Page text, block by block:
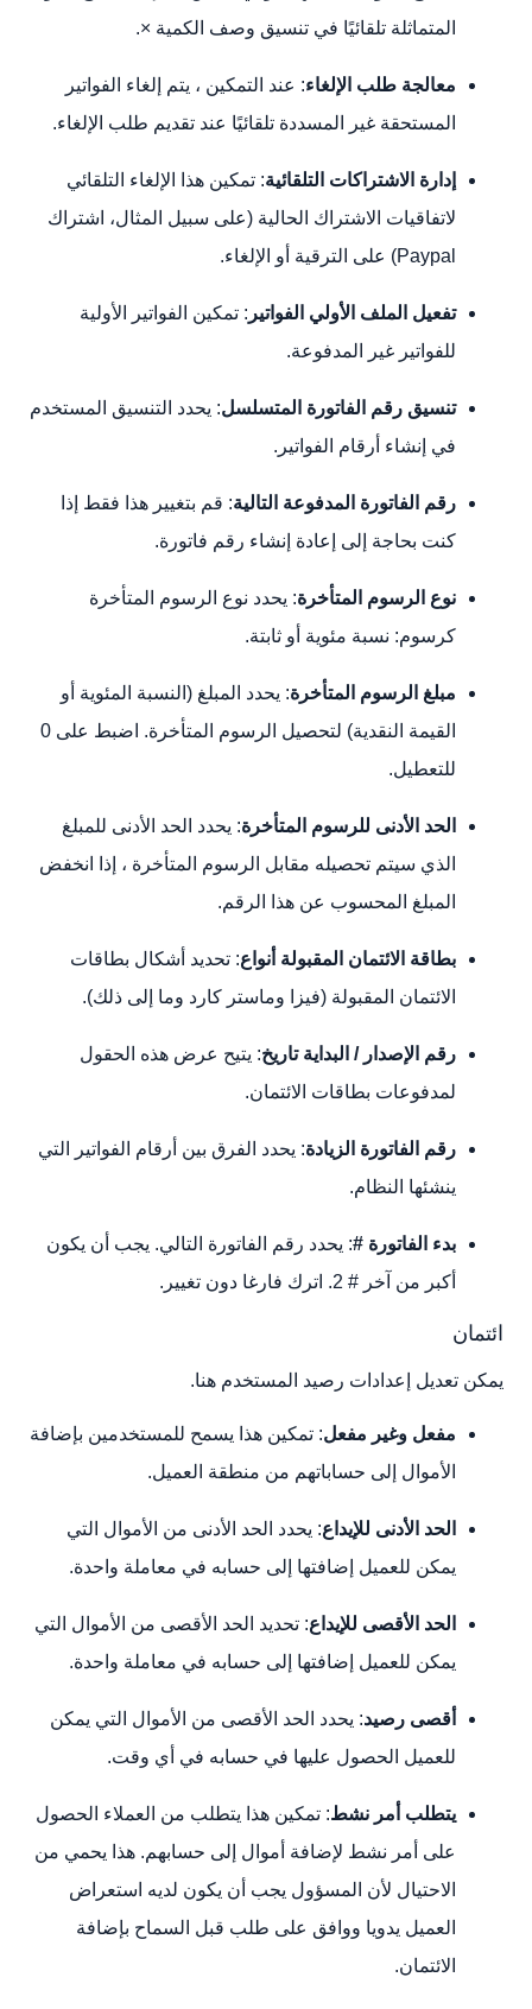
المتماثلة تلقائيًا في تنسيق وصف الكمية ×.
معالجة طلب الإلغاء: عند التمكين ، يتم إلغاء الفواتير
المستحقة غير المسددة تلقائيًا عند تقديم طلب الإلغاء.
إدارة الاشتراكات التلقائية: تمكين هذا الإلغاء التلقائي
لاتفاقيات الاشتراك الحالية (على سبيل المثال، اشتراك
Paypal) على الترقية أو الإلغاء.
تفعيل الملف الأولي الفواتير : تمكين الفواتير الأولية
للفواتير غير المدفوعة.
تنسيق رقم الفاتورة المتسلسل: يحدد التنسيق المستخدم
في إنشاء أرقام الفواتير.
رقم الفاتورة المدفوعة التالية: قم بتغيير هذا فقط إذا
كنت بحاجة إلى إعادة إنشاء رقم فاتورة.
نوع الرسوم المتأخرة: يحدد نوع الرسوم المتأخرة
كرسوم: نسبة مئوية أو ثابتة.
مبلغ الرسوم المتأخرة: يحدد المبلغ (النسبة المئوية أو
القيمة النقدية) لتحصيل الرسوم المتأخرة. اضبط على 0
للتعطيل.
الحد الأدنى للرسوم المتأخرة: يحدد الحد الأدنى للمبلغ
الذي سيتم تحصيله مقابل الرسوم المتأخرة ، إذا انخفض
المبلغ المحسوب عن هذا الرقم.
بطاقة الائتمان المقبولة أنواع: تحديد أشكال بطاقات
الائتمان المقبولة (فيزا وماستر كارد وما إلى ذلك).
رقم الإصدار / البداية تاريخ: يتيح عرض هذه الحقول
لمدفوعات بطاقات الائتمان.
رقم الفاتورة الزيادة: يحدد الفرق بين أرقام الفواتير التي
ينشئها النظام.
بدء الفاتورة #: يحدد رقم الفاتورة التالي. يجب أن يكون
أكبر من آخر # 2. اترك فارغا دون تغيير.
ائتمان
يمكن تعديل إعدادات رصيد المستخدم هنا.
مفعل وغير مفعل: تمكين هذا يسمح للمستخدمين بإضافة
الأموال إلى حساباتهم من منطقة العميل.
الحد الأدنى للإيداع: يحدد الحد الأدنى من الأموال التي
يمكن للعميل إضافتها إلى حسابه في معاملة واحدة.
الحد الأقصى للإيداع: تحديد الحد الأقصى من الأموال التي
يمكن للعميل إضافتها إلى حسابه في معاملة واحدة.
أقصى رصيد: يحدد الحد الأقصى من الأموال التي يمكن
للعميل الحصول عليها في حسابه في أي وقت.
يتطلب أمر نشط: تمكين هذا يتطلب من العملاء الحصول
على أمر نشط لإضافة أموال إلى حسابهم. هذا يحمي من
الاحتيال لأن المسؤول يجب أن يكون لديه استعراض
العميل يدويا ووافق على طلب قبل السماح بإضافة
الائتمان.